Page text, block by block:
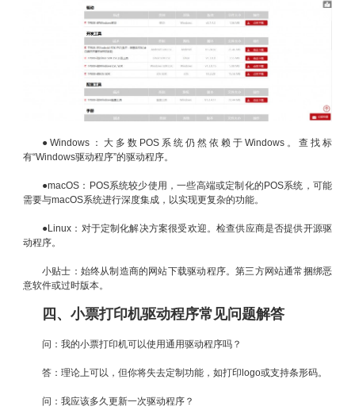
●Windows：大多数POS系统仍然依赖于Windows。查找标
有“Windows驱动程序”的驱动程序。
●macOS：POS系统较少使用，一些高端或定制化的POS系统，可能
需要与macOS系统进行深度集成，以实现更复杂的功能。
●Linux：对于定制化解决方案很受欢迎。检查供应商是否提供开源驱
动程序。
小贴士：始终从制造商的网站下载驱动程序。第三方网站通常捆绑恶
意软件或过时版本。
四、小票打印机驱动程序常见问题解答
问：我的小票打印机可以使用通用驱动程序吗？
答：理论上可以，但你将失去定制功能，如打印logo或支持条形码。
问：我应该多久更新一次驱动程序？